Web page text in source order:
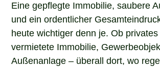
Eine gepflegte Immobilie, saubere
und ein ordentlicher
heute wichtiger denn je. Ob
vermietete Immobilie,
Außenanlage – überall dort, wo